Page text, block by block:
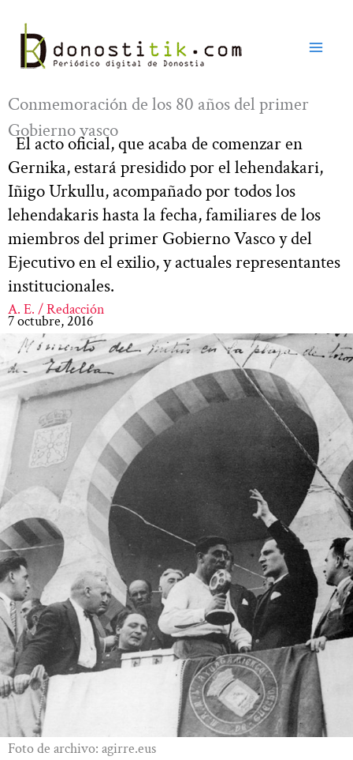
contenido
Conmemoración de los 80 años del primer
Gobierno vasco
El acto oficial, que acaba de comenzar en
Gernika, estará presidido por el lehendakari,
Iñigo Urkullu, acompañado por todos los
lehendakaris hasta la fecha, familiares de los
miembros del primer Gobierno Vasco y del
Ejecutivo en el exilio, y actuales representantes
institucionales.
A. E. / Redacción
7 octubre, 2016
Foto de archivo: agirre.eus